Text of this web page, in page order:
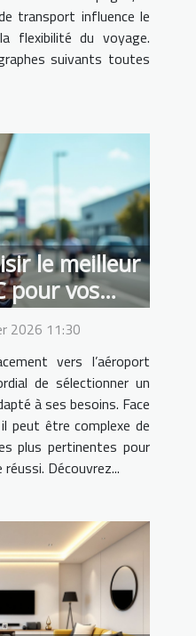
transport influence le
flexibilité du voyage.
suivants toutes
le meilleur
pour vos
?
2026 11:30
vers l’aéroport
de sélectionner un
à ses besoins. Face
peut être complexe de
plus pertinentes pour
Découvrez...